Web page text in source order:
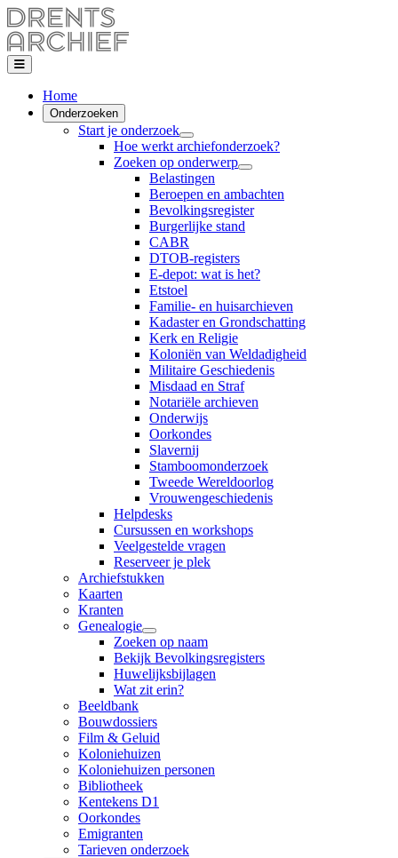
Home
Onderzoeken
Start je onderzoek
Hoe werkt archiefonderzoek?
Zoeken op onderwerp
Belastingen
Beroepen en ambachten
Bevolkingsregister
Burgerlijke stand
CABR
DTOB-registers
E-depot: wat is het?
Etstoel
Familie- en huisarchieven
Kadaster en Grondschatting
Kerk en Religie
Koloniën van Weldadigheid
Militaire Geschiedenis
Misdaad en Straf
Notariële archieven
Onderwijs
Oorkondes
Slavernij
Stamboomonderzoek
Tweede Wereldoorlog
Vrouwengeschiedenis
Helpdesks
Cursussen en workshops
Veelgestelde vragen
Reserveer je plek
Archiefstukken
Kaarten
Kranten
Genealogie
Zoeken op naam
Bekijk Bevolkingsregisters
Huwelijksbijlagen
Wat zit erin?
Beeldbank
Bouwdossiers
Film & Geluid
Koloniehuizen
Koloniehuizen personen
Bibliotheek
Kentekens D1
Oorkondes
Emigranten
Tarieven onderzoek